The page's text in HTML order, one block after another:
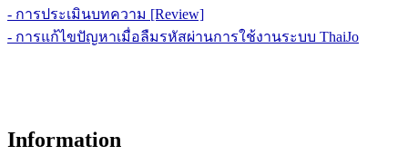
- การประเมินบทความ [Review]
- การแก้ไขปัญหาเมื่อลืมรหัสผ่านการใช้งานระบบ ThaiJo
Information